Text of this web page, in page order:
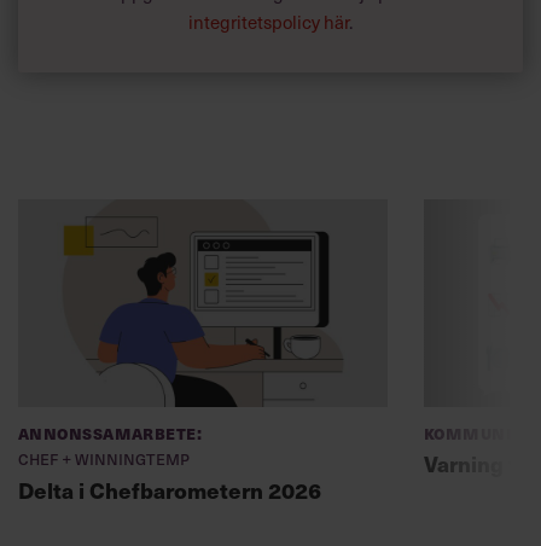
integritetspolicy här.
Annonssamarbete:
Chef + Winningtemp
Delta i Chefbarometern 2026
Varning